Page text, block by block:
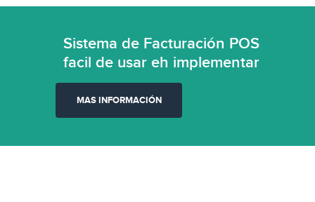
Sistema de Facturación POS
facil de usar eh implementar
MAS INFORMACIÓN